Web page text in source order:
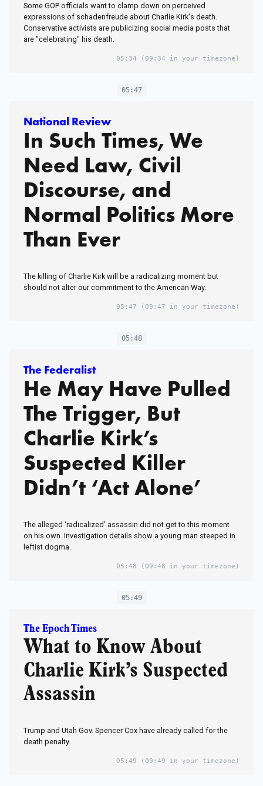
Some GOP officials want to clamp down on perceived
expressions of schadenfreude about Charlie Kirk's death.
Conservative activists are publicizing social media posts that
are "celebrating" his death.
05:34 (09:34 in your timezone)
05:47
National Review
In Such Times, We
Need Law, Civil
Discourse, and
Normal Politics More
Than Ever
The killing of Charlie Kirk will be a radicalizing moment but
should not alter our commitment to the American Way.
05:47 (09:47 in your timezone)
05:48
The Federalist
He May Have Pulled
The Trigger, But
Charlie Kirk’s
Suspected Killer
Didn’t ‘Act Alone’
The alleged ‘radicalized’ assassin did not get to this moment
on his own. Investigation details show a young man steeped in
leftist dogma.
05:48 (09:48 in your timezone)
05:49
The Epoch Times
What to Know About
Charlie Kirk’s Suspected
Assassin
Trump and Utah Gov. Spencer Cox have already called for the
death penalty.
05:49 (09:49 in your timezone)